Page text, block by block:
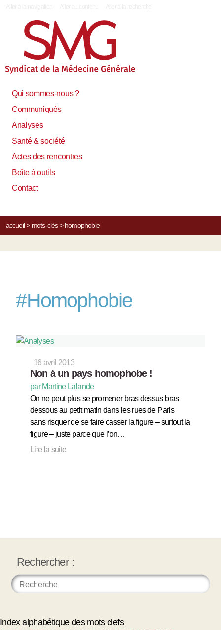
Qui sommes-nous ?
Communiqués
Analyses
Santé & société
Actes des rencontres
Boîte à outils
Contact
accueil> mots-clés> homophobie
#Homophobie
16 avril 2013
Non à un pays homophobe !
par Martine Lalande
On ne peut plus se promener bras dessus bras
dessous au petit matin dans les rues de Paris
sans risquer de se faire casser la figure – surtout la
figure – juste parce que l’on…
Lire la suite
Rechercher :
Index alphabétique des mots clefs